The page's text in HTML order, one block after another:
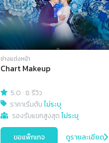
ช่างแต่งหน้า
Chart Makeup
5.0 · 8 รีวิว
ราคาเริ่มต้นไม่ระบุ
รองรับแขกสูงสุดไม่ระบุ
ขอแพ็กเกจ ดูรายละเอียด